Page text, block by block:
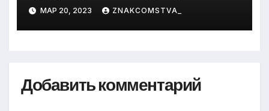
МАР 20, 2023 ZNAKCOMSTVA_
Добавить комментарий